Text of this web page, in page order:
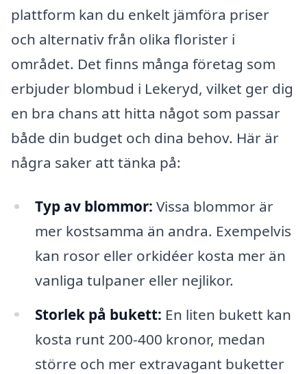
plattform kan du enkelt jämföra priser
och alternativ från olika florister i
området. Det finns många företag som
erbjuder blombud i Lekeryd, vilket ger dig
en bra chans att hitta något som passar
både din budget och dina behov. Här är
några saker att tänka på:
Typ av blommor: Vissa blommor är
mer kostsamma än andra. Exempelvis
kan rosor eller orkidéer kosta mer än
vanliga tulpaner eller nejlikor.
Storlek på bukett: En liten bukett kan
kosta runt 200-400 kronor, medan
större och mer extravagant buketter